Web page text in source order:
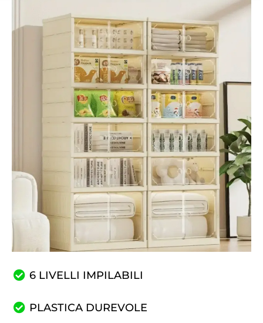
6 LIVELLI IMPILABILI
PLASTICA DUREVOLE